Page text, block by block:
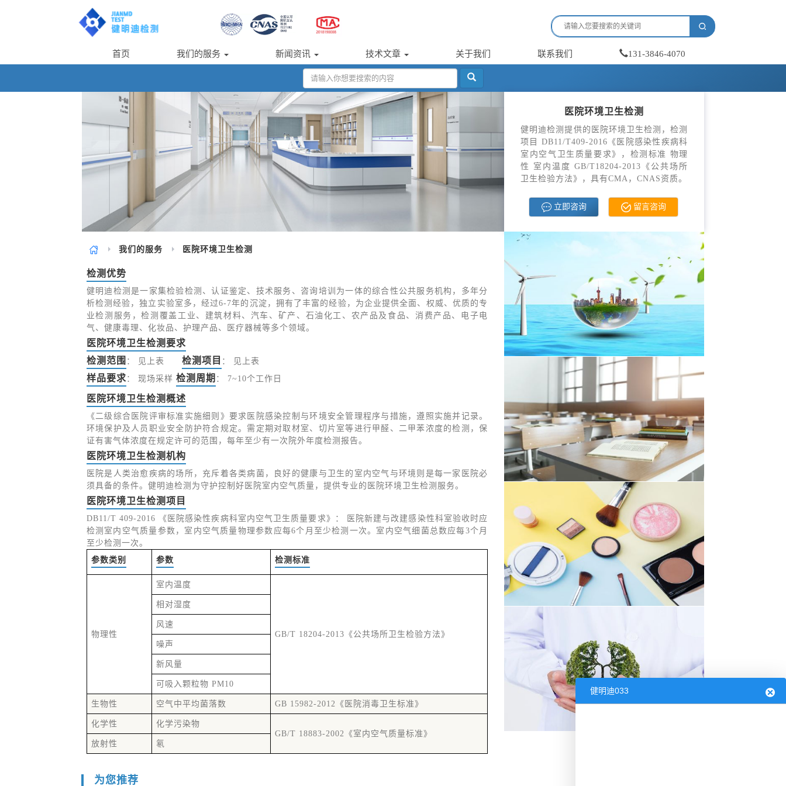
首页 我们的服务 新闻资讯 技术文章 关于我们 联系我们 131-3846-4070
我们的服务 医院环境卫生检测
检测优势
健明迪检测是一家集检验检测、认证鉴定、技术服务、咨询培训为一体的综合性公共服务机构，多年分
析检测经验，独立实验室多，经过6-7年的沉淀，拥有了丰富的经验，为企业提供全面、权威、优质的专
业检测服务，检测覆盖工业、建筑材料、汽车、矿产、石油化工、农产品及食品、消费产品、电子电
气、健康毒理、化妆品、护理产品、医疗器械等多个领域。
医院环境卫生检测要求
检测范围 ： 见上表 检测项目 ： 见上表
样品要求 ： 现场采样 检测周期 ： 7~10个工作日
医院环境卫生检测概述
《二级综合医院评审标准实施细则》要求医院感染控制与环境安全管理程序与措施，遵照实施并记录。
环境保护及人员职业安全防护符合规定。需定期对取材室、切片室等进行甲醛、二甲苯浓度的检测，保
证有害气体浓度在规定许可的范围，每年至少有一次院外年度检测报告。
医院环境卫生检测机构
医院是人类治愈疾病的场所，充斥着各类病菌，良好的健康与卫生的室内空气与环境则是每一家医院必
须具备的条件。健明迪检测为守护控制好医院室内空气质量，提供专业的医院环境卫生检测服务。
医院环境卫生检测项目
DB11/T 409-2016 《医院感染性疾病科室内空气卫生质量要求》： 医院新建与改建感染性科室验收时应
检测室内空气质量参数，室内空气质量物理参数应每6个月至少检测一次。室内空气细菌总数应每3个月
至少检测一次。
参数类别
参数 检测标准
物理性
室内温度
GB/T 18204-2013《公共场所卫生检验方法》
相对湿度
风速
噪声
新风量
可吸入颗粒物 PM10
生物性 空气中平均菌落数 GB 15982-2012《医院消毒卫生标准》
化学性
化学污染物
GB/T 18883-2002《室内空气质量标准》
放射性
氡
医院环境卫生检测
健明迪检测提供的医院环境卫生检测，检测
项目 DB11/T409-2016《医院感染性疾病科
室内空气卫生质量要求》，检测标准 物理
性 室内温度 GB/T18204-2013《公共场所
卫生检验方法》，具有CMA，CNAS资质。
立即咨询 留言咨询
为您推荐